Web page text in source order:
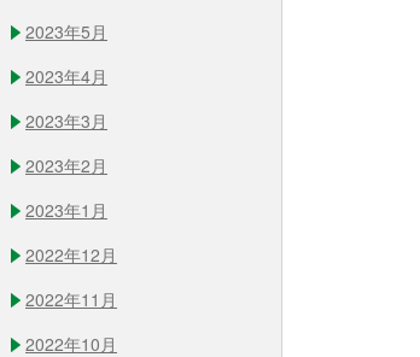
2023年5月
2023年4月
2023年3月
2023年2月
2023年1月
2022年12月
2022年11月
2022年10月